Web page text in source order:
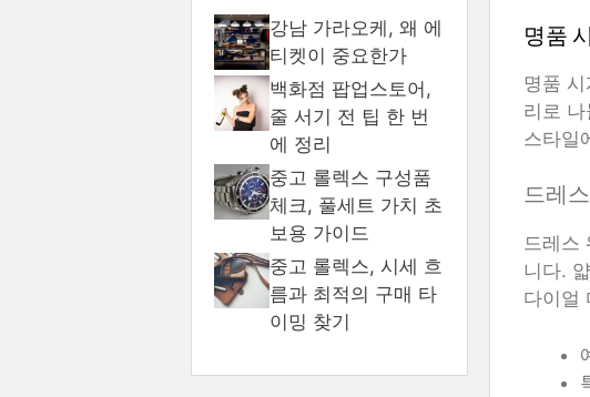
명품
명품
리로
스타일
드레
드레스
니다.
다이얼
강남 가라오케, 왜 에
티켓이 중요한가
백화점 팝업스토어,
줄 서기 전 팁 한 번
에 정리
중고 롤렉스 구성품
체크, 풀세트 가치 초
보용 가이드
중고 롤렉스, 시세 흐
름과 최적의 구매 타
이밍 찾기